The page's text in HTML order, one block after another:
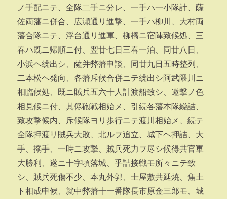
ノ手配ニテ、全隊二手ニ分レ、一手ハ一小隊計、薩
佐両藩ニ併合、広瀬通リ進撃、一手ハ柳川、大村両
藩合隊ニテ、浮台通リ進軍、柳橋ニ宿陣致候処、三
春ハ既ニ帰順ニ付、翌廿七日三春一泊、同廿八日、
小浜ヘ繰出シ、薩并弊藩申談、同廿九日五時整列、
二本松ヘ発向、各藩斥候合併ニテ繰出シ阿武隈川ニ
相臨候処、既ニ賊兵五六十人計渡船致シ、邀撃ノ色
相見候ニ付、其侭砲戦相始メ、引続各藩本隊繰詰、
致攻撃候内、斥候隊ヨリ歩行ニテ渡川相始メ、続テ
全隊押渡リ賊兵大敗、北ルヲ追立、城下ヘ押詰、大
手、搦手、一時ニ攻撃、賊兵死力ヲ尽シ候得共官軍
大勝利、遂ニ十字頃落城、乎詰接戦モ所々ニテ致
シ、賊兵死傷不少、本丸外郭、士屋敷共延焼、焦土
ト相成申候、就中弊藩十一番隊長市原金三郎モ、城